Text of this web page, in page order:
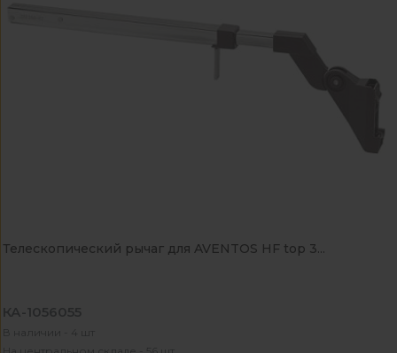
Телескопический рычаг для AVENTOS HF top 3...
КА-1056055
В наличии - 4 шт